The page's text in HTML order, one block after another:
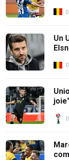
Un
joie"